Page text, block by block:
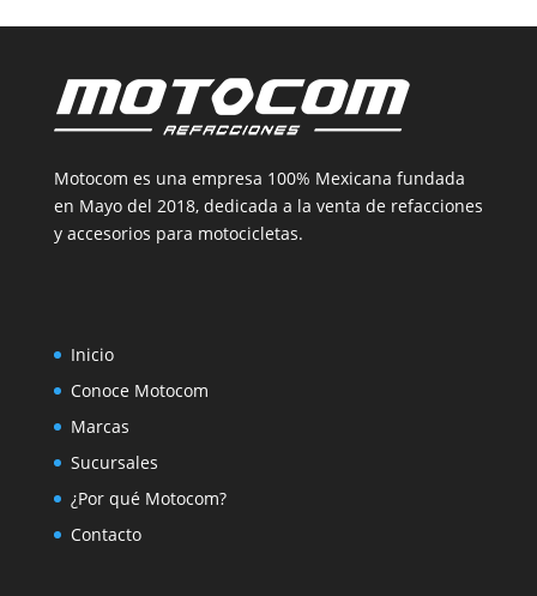
Motocom es una empresa 100% Mexicana fundada
en Mayo del 2018, dedicada a la venta de refacciones
y accesorios para motocicletas.
Inicio
Conoce Motocom
Marcas
Sucursales
¿Por qué Motocom?
Contacto